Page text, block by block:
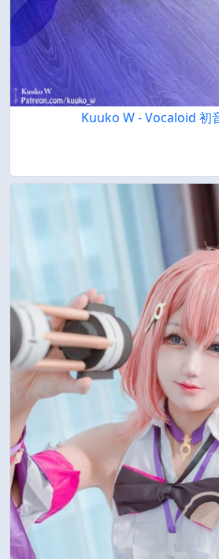
Kuuko W - Vocaloid 初